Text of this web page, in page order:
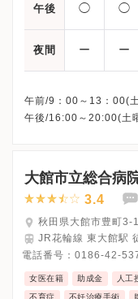
午後 ◯ ◯
夜間 ー ー
午前/9：00～13：00(
午後/16:00～20:00(土
大館市立総合病
3.4
秋田県大館市豊町3-1
JR花輪線 東大館駅
電話番号： 0186-42-
女医在籍 助成金 人工
不育症 不妊治療手術